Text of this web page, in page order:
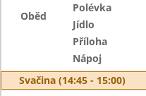
Oběd
Polévka
Jídlo
Příloha
Nápoj
Svačina (14:45 - 15:00)